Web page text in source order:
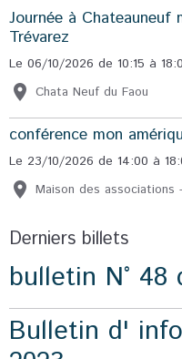
Journée à Chateauneuf
Trévarez
Le 06/10/2026 de 10:15 à
Chata Neuf du Faou
conférence mon
Le 23/10/2026 de 14:00 à
Maison des associations
Derniers billets
bulletin N°
Bulletin d'